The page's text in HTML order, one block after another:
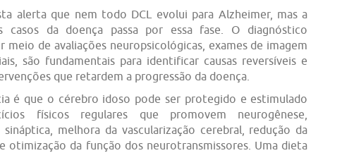
alerta que nem todo DCL evolui para Alzheimer, mas a
casos da doença passa por essa fase. O diagnóstico
meio de avaliações neuropsicológicas, exames de imagem
são fundamentais para identificar causas reversíveis e
que retardem a progressão da doença.
é que o cérebro idoso pode ser protegido e estimulado
físicos regulares que promovem neurogênese,
sináptica, melhora da vascularização cerebral, redução da
otimização da função dos neurotransmissores. Uma dieta